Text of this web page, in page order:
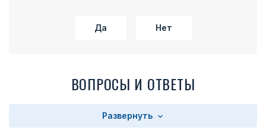
Да Нет
ВОПРОСЫ И ОТВЕТЫ
Развернуть